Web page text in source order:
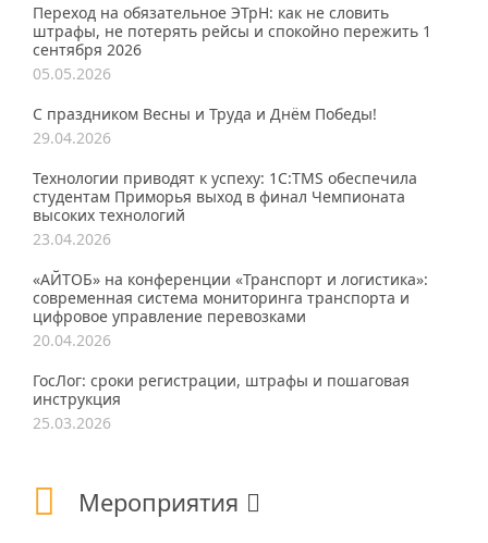
Переход на обязательное ЭТрН: как не словить
штрафы, не потерять рейсы и спокойно пережить 1
сентября 2026
05.05.2026
С праздником Весны и Труда и Днём Победы!
29.04.2026
Технологии приводят к успеху: 1С:TMS обеспечила
студентам Приморья выход в финал Чемпионата
высоких технологий
23.04.2026
«АЙТОБ» на конференции «Транспорт и логистика»:
современная система мониторинга транспорта и
цифровое управление перевозками
20.04.2026
ГосЛог: сроки регистрации, штрафы и пошаговая
инструкция
25.03.2026
Мероприятия